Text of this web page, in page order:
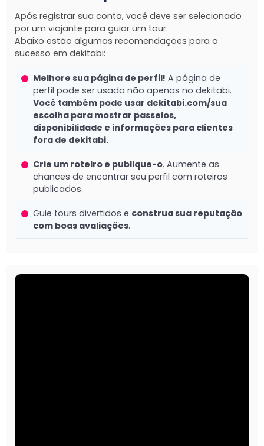
Após registrar sua conta, você deve ser selecionado
por um viajante para guiar um tour.
Abaixo estão algumas recomendações para o
sucesso em dekitabi:
Melhore sua página de perfil! A página de
perfil pode ser usada não apenas no dekitabi.
Você também pode usar dekitabi.com/sua
escolha para mostrar passeios,
disponibilidade e informações para clientes
fora de dekitabi.
Crie um roteiro e publique-o. Aumente as
chances de encontrar seu perfil com roteiros
publicados.
Guie tours divertidos e construa sua reputação
com boas avaliações.